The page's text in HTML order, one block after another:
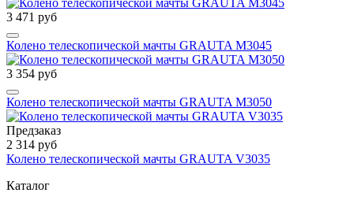
3 471 руб
Колено телескопической мачты GRAUTA М3045
3 354 руб
Колено телескопической мачты GRAUTA М3050
Предзаказ
2 314 руб
Колено телескопической мачты GRAUTA V3035
Каталог